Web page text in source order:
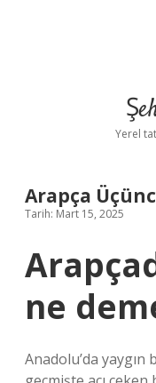
Yerel
Arapça
Tarih: Mart 15, 2025
ne
Anadolu’da yaygın